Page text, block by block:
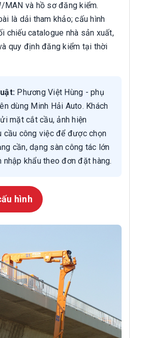
MAN và hồ sơ đăng kiểm.
là dải tham khảo; cấu hình
chiếu catalogue nhà sản xuất,
quy định đăng kiểm tại thời
Phương Việt Hùng - phụ
dùng Minh Hải Auto. Khách
mặt cắt cầu, ảnh hiện
cầu công việc để được chọn
cần, dạng sàn công tác lớn
nhập khẩu theo đơn đặt hàng.
hình